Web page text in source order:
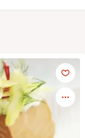
pepparrots-